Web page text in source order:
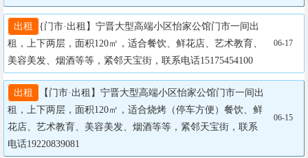
出租
{门市·出租】宁晋大型高端小区怡家公馆门市一间出
租，上下两层，面积120㎡，适合餐饮、鲜花店、艺术教育、
美容美发、烟酒等等，紧邻天宝街，联系电话15175454100
06-17
出租
【门市·出租】宁晋大型高端小区怡家公馆门市一间出
租，上下两层，面积120㎡，适合烧烤（停车方便）餐饮、鲜
花店、艺术教育、美容美发、烟酒等等，紧邻天宝街，联系
电话19220839081
06-15